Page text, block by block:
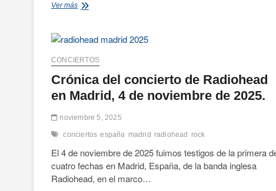
Ver másTwo
Club
Madrid
2026:
una
noche
impecable
Noches
del
CONCIERTOS
Crónica del concierto de Radiohead
en Madrid, 4 de noviembre de 2025.
noviembre 5, 2025
conciertos españa madrid radiohead rock
El 4 de noviembre de 2025 fuimos testigos de la primera
cuatro fechas en Madrid, España, de la banda inglesa
Radiohead, en el marco…